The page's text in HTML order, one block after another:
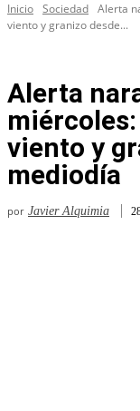
Inicio Sociedad Alerta
viento y granizo desde...
Alerta
viento y
mediodía
por Javier Alquimia